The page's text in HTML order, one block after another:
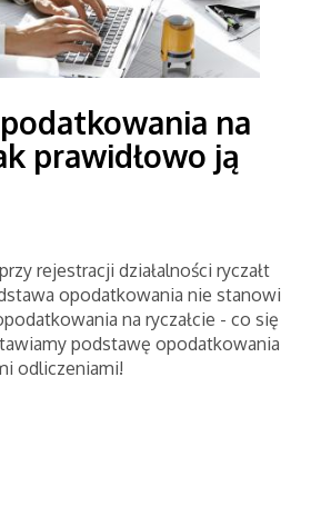
na
prawidłowo ją
rejestracji działalności ryczałt
opodatkowania nie stanowi
na ryczałcie - co się
podstawę opodatkowania
odliczeniami!